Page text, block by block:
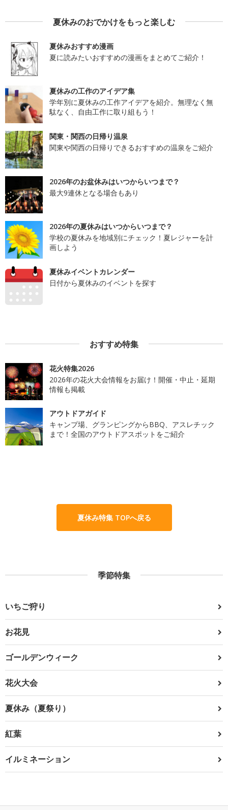
夏休みのおでかけをもっと楽しむ
夏休みおすすめ漫画
夏に読みたいおすすめの漫画をまとめてご紹介！
夏休みの工作のアイデア集
学年別に夏休みの工作アイデアを紹介。無理なく無
駄なく、自由工作に取り組もう！
関東・関西の日帰り温泉
関東や関西の日帰りできるおすすめの温泉をご紹介
2026年のお盆休みはいつからいつまで？
最大9連休となる場合もあり
2026年の夏休みはいつからいつまで？
学校の夏休みを地域別にチェック！夏レジャーを計
画しよう
夏休みイベントカレンダー
日付から夏休みのイベントを探す
おすすめ特集
花火特集2026
2026年の花火大会情報をお届け！開催・中止・延期
情報も掲載
アウトドアガイド
キャンプ場、グランピングからBBQ、アスレチック
まで！全国のアウトドアスポットをご紹介
夏休み特集 TOPへ戻る
季節特集
いちご狩り
お花見
ゴールデンウィーク
花火大会
夏休み（夏祭り）
紅葉
イルミネーション